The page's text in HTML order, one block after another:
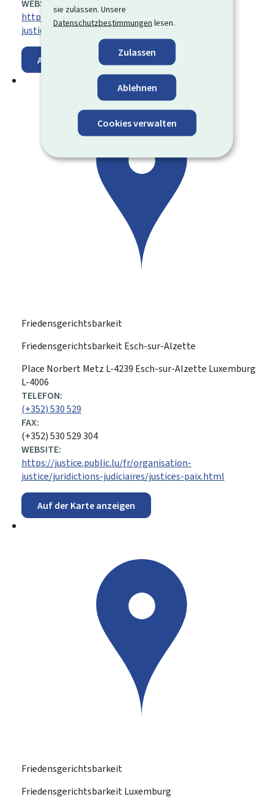
sie zulassen. Unsere
Datenschutzbestimmungen lesen.
Zulassen
Ablehnen
Cookies verwalten
WEBSITE:
https://justice.public.lu/fr/organisation-
justice/juridictions-judiciaires/justices-paix.html
Auf der Karte anzeigen
Friedensgerichtsbarkeit
Friedensgerichtsbarkeit Esch-sur-Alzette
ADRESSE:
Place Norbert Metz L-4239 Esch-sur-Alzette Luxemburg
L-4006
TELEFON:
(+352) 530 529
FAX:
(+352) 530 529 304
WEBSITE:
https://justice.public.lu/fr/organisation-
justice/juridictions-judiciaires/justices-paix.html
Auf der Karte anzeigen
Friedensgerichtsbarkeit
Friedensgerichtsbarkeit Luxemburg